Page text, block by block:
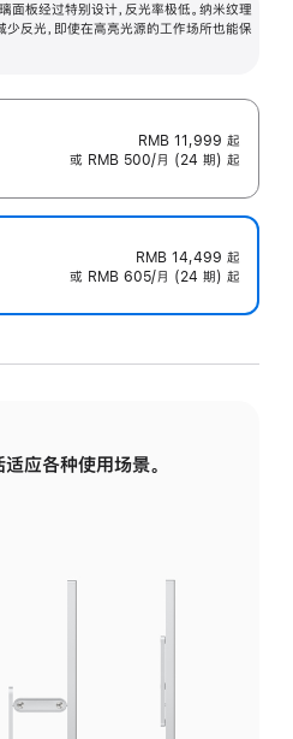
面板经过特别设计，反光率极低。纳米纹理
反光，即使在高亮光源的工作场所也能保
RMB 11,999 起
或 RMB 500/月 (24 期) 起
RMB 14,499 起
或 RMB 605/月 (24 期) 起
适应各种使用场景。